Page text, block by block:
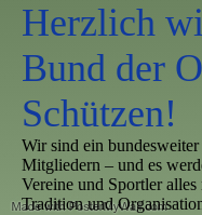
Herzlich
Bund der
Schützen!
Wir sind ein
Mitgliedern – und es
Vereine und Sportler
Tradition und